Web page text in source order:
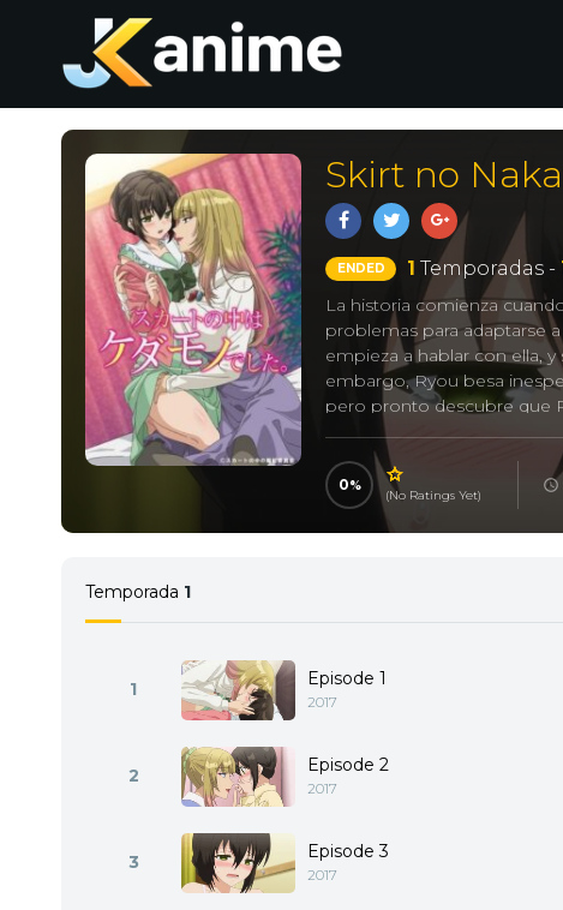
Skirt no
ENDED 1 Temporadas -
La historia comienza
problemas para adaptarse
empieza a hablar con ella, y
embargo, Ryou besa
pero pronto descubre que
0
(No Ratings Yet)
Temporada 1
1 Episode 1
2017
2 Episode 2
2017
3 Episode 3
2017